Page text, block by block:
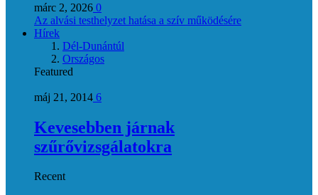
márc 2, 2026 0
Az alvási testhelyzet hatása a szív működésére
Hírek
Dél-Dunántúl
Országos
Featured
máj 21, 2014 6
Kevesebben járnak
szűrővizsgálatokra
Recent